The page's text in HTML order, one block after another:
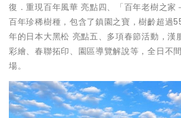
復．重現百年風華 亮點四、「百年老樹之家
百年珍稀樹種，包含了鎮園之寶，樹齡超過
年的日本大黑松 亮點五、多項春節活動，漢
彩繪、春聯拓印、園區導覽解說等，全日不
場。